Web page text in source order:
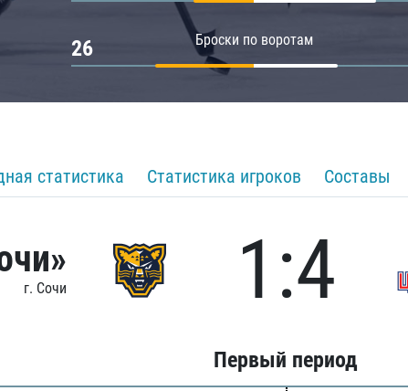
Броски по воротам
26
статистика Статистика игроков Составы
г. Сочи 1:4
Первый период